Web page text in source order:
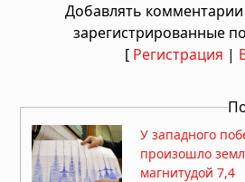
Добавлять комментарии
зарегистрированные
[ Регистрация |
У западного
произошло
магнитудой 7,4